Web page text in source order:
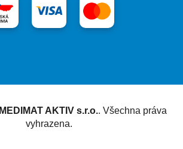
MEDIMAT AKTIV s.r.o.. Všechna práva
vyhrazena.